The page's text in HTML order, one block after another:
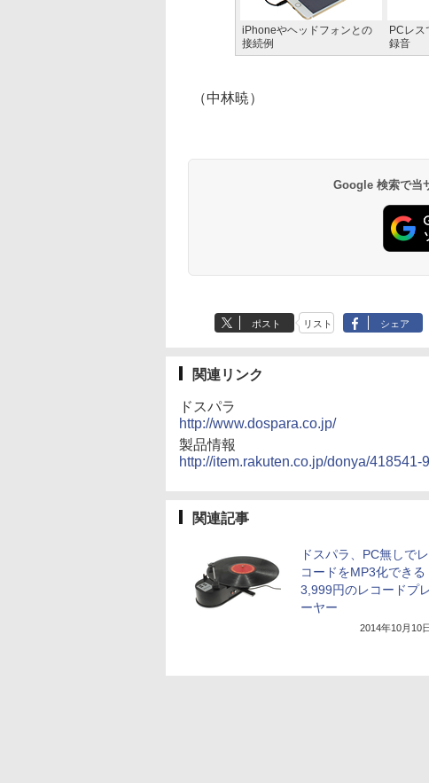
iPhoneやヘッドフォンとの
接続例
PCレ
録音
（中林暁）
Google 検索で当
ポスト リスト シェア
関連リンク
ドスパラ
http://www.dospara.co.jp/
製品情報
http://item.rakuten.co.jp/donya/418541-
関連記事
ドスパラ、PC無しでレ
コードをMP3化できる
3,999円のレコードプ
ーヤー
2014年10月10日